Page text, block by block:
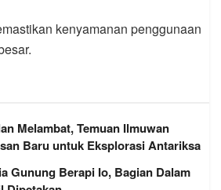
kenyamanan penggunaan
Melambat, Temuan Ilmuwan
Baru untuk Eksplorasi Antariksa
Gunung Berapi Io, Bagian Dalam